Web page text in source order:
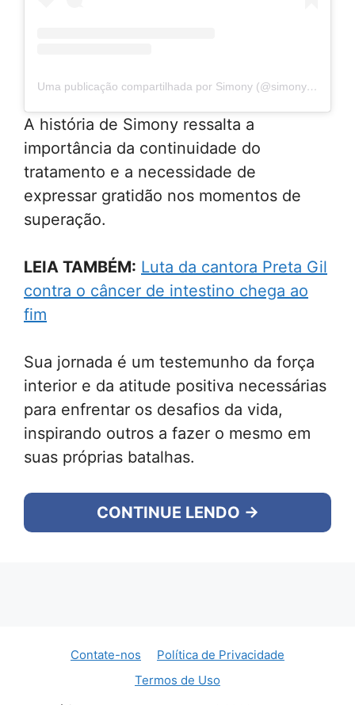
Uma publicação compartilhada por Simony (@simonycantora)
A história de Simony ressalta a
importância da continuidade do
tratamento e a necessidade de
expressar gratidão nos momentos de
superação.
LEIA TAMBÉM: Luta da cantora Preta Gil
contra o câncer de intestino chega ao
fim
Sua jornada é um testemunho da força
interior e da atitude positiva necessárias
para enfrentar os desafios da vida,
inspirando outros a fazer o mesmo em
suas próprias batalhas.
CONTINUE LENDO →
Contate-nos
Política de Privacidade
Termos de Uso